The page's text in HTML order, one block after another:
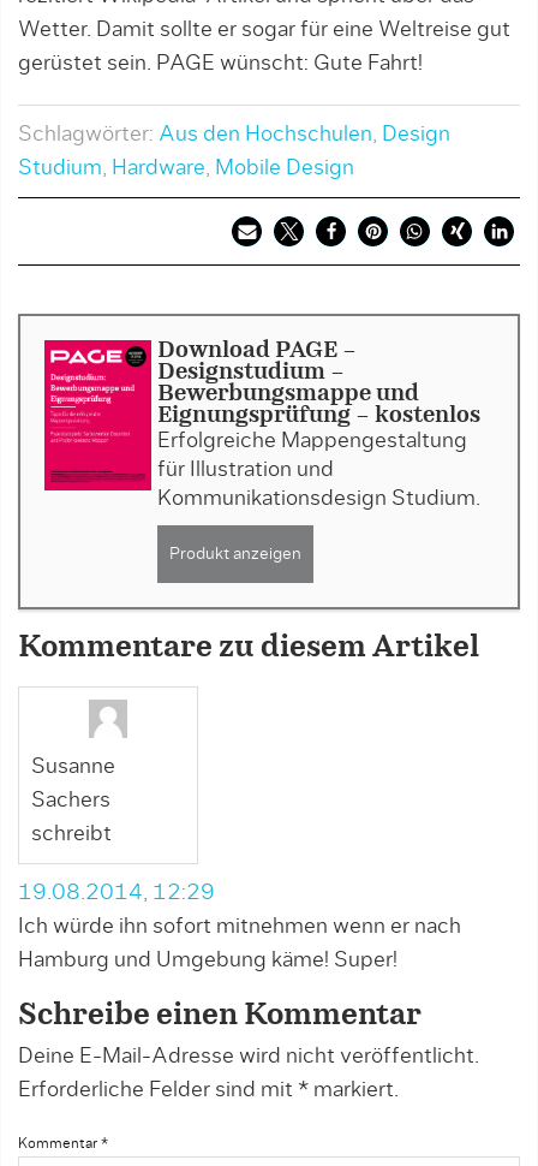
Wetter. Damit sollte er sogar für eine Weltreise gut
gerüstet sein. PAGE wünscht: Gute Fahrt!
Schlagwörter: Aus den Hochschulen, Design
Studium, Hardware, Mobile Design
Download PAGE -
Designstudium -
Bewerbungsmappe und
Eignungsprüfung - kostenlos
Erfolgreiche Mappengestaltung
für Illustration und
Kommunikationsdesign Studium.
Produkt anzeigen
Kommentare zu diesem Artikel
Susanne
Sachers
schreibt
19.08.2014, 12:29
Ich würde ihn sofort mitnehmen wenn er nach
Hamburg und Umgebung käme! Super!
Schreibe einen Kommentar
Deine E-Mail-Adresse wird nicht veröffentlicht.
Erforderliche Felder sind mit * markiert.
Kommentar *